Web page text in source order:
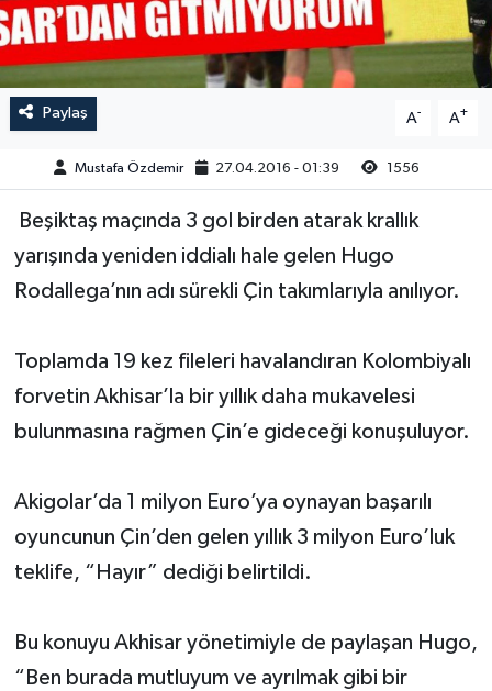
Paylaş A- A+
Mustafa Özdemir 27.04.2016 - 01:39 1556
Beşiktaş maçında 3 gol birden atarak krallık
yarışında yeniden iddialı hale gelen Hugo
Rodallega’nın adı sürekli Çin takımlarıyla anılıyor.
Toplamda 19 kez fileleri havalandıran Kolombiyalı
forvetin Akhisar’la bir yıllık daha mukavelesi
bulunmasına rağmen Çin’e gideceği konuşuluyor.
Akigolar’da 1 milyon Euro’ya oynayan başarılı
oyuncunun Çin’den gelen yıllık 3 milyon Euro’luk
teklife, “Hayır” dediği belirtildi.
Bu konuyu Akhisar yönetimiyle de paylaşan Hugo,
“Ben burada mutluyum ve ayrılmak gibi bir
Akhisar Emlak
Ülke
Etiketler
Röportaj
Dünya
Yaşam
Kadın
Teknoloji
Yerel Haber
Ülke